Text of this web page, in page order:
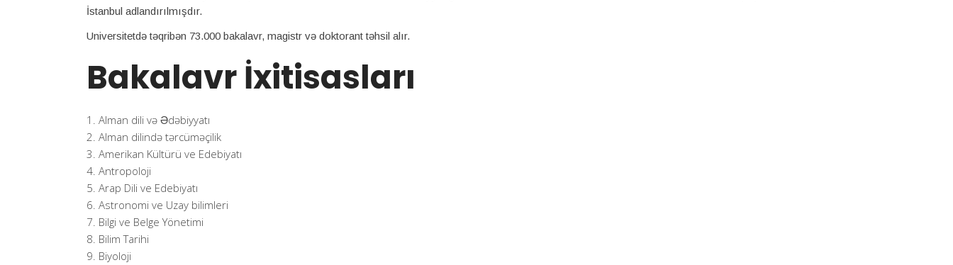
İstanbul adlandırılmışdır.
Universitetdə təqribən 73.000 bakalavr, magistr və doktorant təhsil alır.
Bakalavr İxitisasları
Alman dili və Ədəbiyyatı
Alman dilində tərcüməçilik
Amerikan Kültürü ve Edebiyatı
Antropoloji
Arap Dili ve Edebiyatı
Astronomi ve Uzay bilimleri
Bilgi ve Belge Yönetimi
Bilim Tarihi
Biyoloji